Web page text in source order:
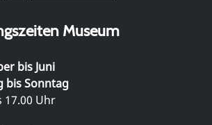
Museum
bis Juni
bis Sonntag
17.00 Uhr